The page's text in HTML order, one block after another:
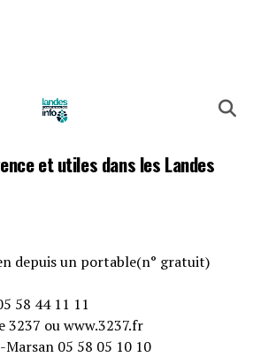
et utiles dans les Landes
depuis un portable(n° gratuit)
58 44 11 11
3237 ou www.3237.fr
05 58 05 10 10